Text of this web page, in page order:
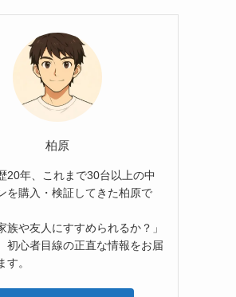
柏原
20年、これまで30台以上の中
を購入・検証してきた柏原で
族や友人にすすめられるか？」
初心者目線の正直な情報をお届
す。